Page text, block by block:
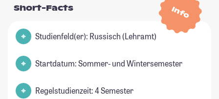
Info
Short-Facts
Studienfeld(er): Russisch (Lehramt)
Startdatum: Sommer- und Wintersemester
Regelstudienzeit: 4 Semester